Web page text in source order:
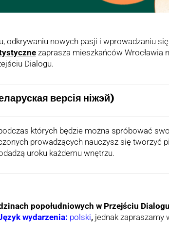
odkrywaniu nowych pasji i wprowadzaniu
zaprasza mieszkańców Wrocławia
Dialogu.
версія ніжэй)
których będzie można spróbować
prowadzących nauczysz się tworzyć
uroku każdemu wnętrzu.
popołudniowych w Przejściu
wydarzenia: polski, jednak zapraszamy